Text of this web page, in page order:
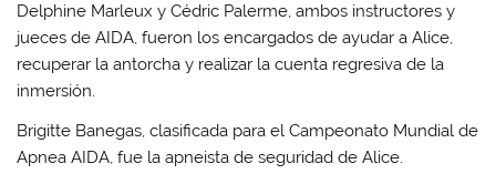
Delphine Marleux y Cédric Palerme, ambos instructores y
jueces de AIDA, fueron los encargados de ayudar a Alice,
recuperar la antorcha y realizar la cuenta regresiva de la
inmersión.
Brigitte Banegas, clasificada para el Campeonato Mundial de
Apnea AIDA, fue la apneista de seguridad de Alice.